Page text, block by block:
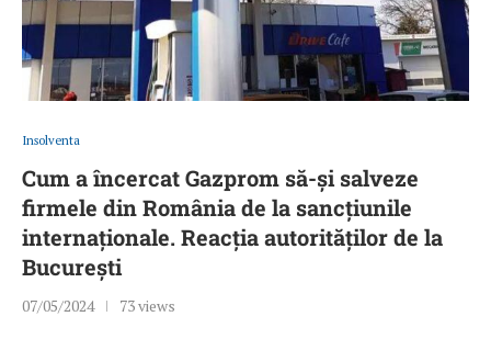
Insolventa
Cum a încercat Gazprom să-și salveze
firmele din România de la sancțiunile
internaționale. Reacția autorităților de la
București
07/05/2024 73 views